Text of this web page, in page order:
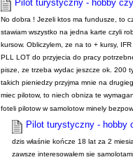
Pilot turystyczny - hobby
No dobra ! Jezeli ktos ma fundusze, to
stawiam wszystko na jedna karte czyli
kursow. Obliczylem, ze na to + kursy,
PLL LOT do przyjecia do pracy
pisze, ze trzeba wydac jeszcze ok. 200
takich pieniedzy przyjma mnie na
miec pilotow, to niech obniza te
foteli pilotow w samolotow minely
Pilot turystyczny - hobby
dzis właśnie kończe 18 lat za 2
zawsze interesowałem sie